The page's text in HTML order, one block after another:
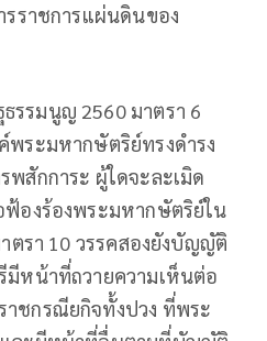
รราชการแผ่นดินของ
รมนูญ 2560 มาตรา 6
ระมหากษัตริย์ทรงดํารง
พสักการะ ผู้ใดจะละเมิด
ฟ้องร้องพระมหากษัตริย์ใน
ตรา 10 วรรคสองยังบัญญัติ
มีหน้าที่ถวายความเห็นต่อ
ชกรณียกิจทั้งปวง ที่พระ